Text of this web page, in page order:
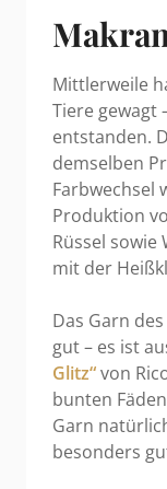
Mittlerweile
Tiere gewagt
entstanden.
demselben
Farbwechsel
Produktion
Rüssel sowie
mit der
Das Garn
gut – es ist
Glitz“von
bunten
Garn
besonders